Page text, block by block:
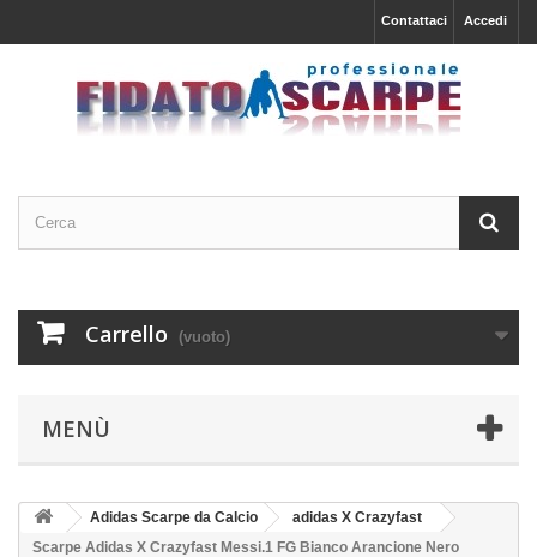
Accedi
Contattaci
Carrello (vuoto)
MENÙ
Adidas Scarpe da Calcio
adidas X Crazyfast
Scarpe Adidas X Crazyfast Messi.1 FG Bianco Arancione Nero